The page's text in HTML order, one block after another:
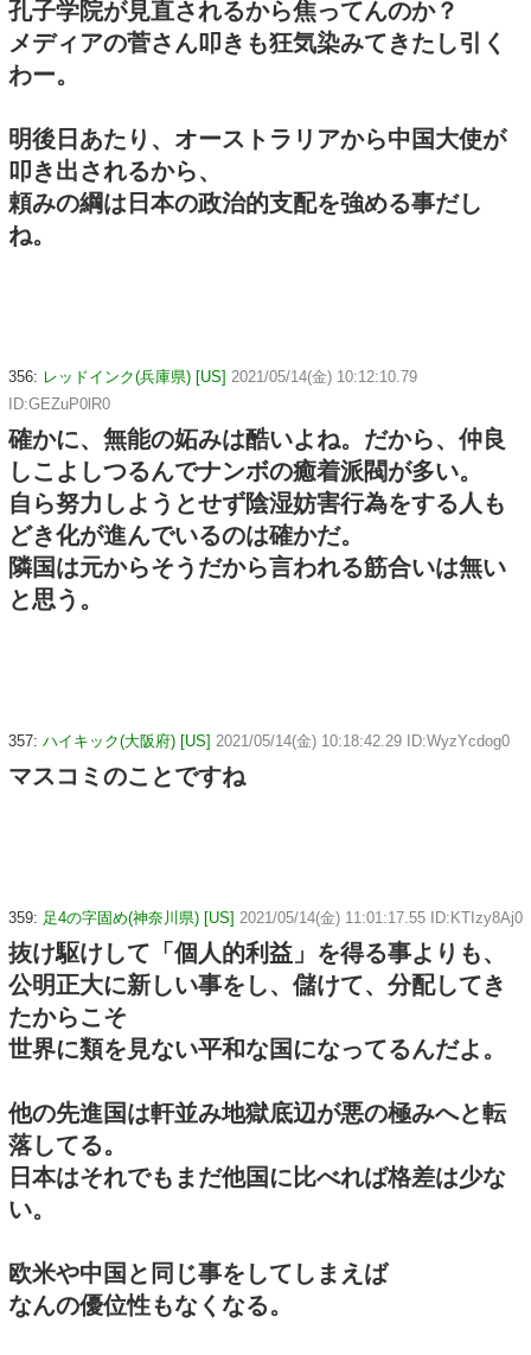
孔子学院が見直されるから焦ってんのか？
メディアの菅さん叩きも狂気染みてきたし引く
わー。
明後日あたり、オーストラリアから中国大使が
叩き出されるから、
頼みの綱は日本の政治的支配を強める事だし
ね。
356: レッドインク(兵庫県) [US] 2021/05/14(金) 10:12:10.79
ID:GEZuP0lR0
確かに、無能の妬みは酷いよね。だから、仲良
しこよしつるんでナンボの癒着派閥が多い。
自ら努力しようとせず陰湿妨害行為をする人も
どき化が進んでいるのは確かだ。
隣国は元からそうだから言われる筋合いは無い
と思う。
357: ハイキック(大阪府) [US] 2021/05/14(金) 10:18:42.29 ID:WyzYcdog0
マスコミのことですね
359: 足4の字固め(神奈川県) [US] 2021/05/14(金) 11:01:17.55 ID:KTIzy8Aj0
抜け駆けして「個人的利益」を得る事よりも、
公明正大に新しい事をし、儲けて、分配してき
たからこそ
世界に類を見ない平和な国になってるんだよ。
他の先進国は軒並み地獄底辺が悪の極みへと転
落してる。
日本はそれでもまだ他国に比べれば格差は少な
い。
欧米や中国と同じ事をしてしまえば
なんの優位性もなくなる。